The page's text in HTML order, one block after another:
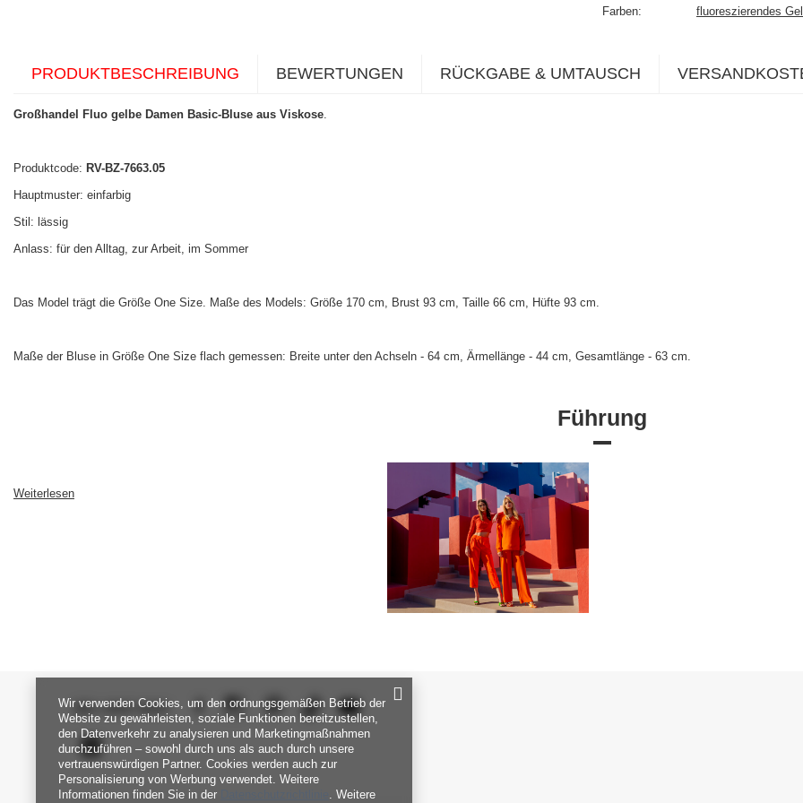
Farben fluoreszierendes
PRODUKTBESCHREIBUNG BEWERTUNGEN RÜCKGABE & UMTAUSCH
Großhandel Fluo gelbe Damen Basic-Bluse aus Viskose
Produktcode: RV-BZ-7663.05
Hauptmuster: einfarbig
Stil: lässig
Anlass: für den Alltag, zur Arbeit, im Sommer
Das Model trägt die Größe One Size. Maße des Models: Größe 170 cm, Brust 93 cm, Taille 66 cm, Hüfte 93 cm.
Maße der Bluse in Größe One Size flach gemessen: Breite unter den Achseln - 64 cm, Ärmellänge - 44 cm, Gesamtlänge - 63 cm.
Führung
Weiterlesen
SEI UNS NAH
Wir verwenden Cookies, um den ordnungsgemäßen Betrieb der
Website zu gewährleisten, soziale Funktionen bereitzustellen,
den Datenverkehr zu analysieren und Marketingmaßnahmen
durchzuführen – sowohl durch uns als auch durch unsere
vertrauenswürdigen Partner. Cookies werden auch zur
Personalisierung von Werbung verwendet. Weitere
Informationen finden Sie in der
. Weitere